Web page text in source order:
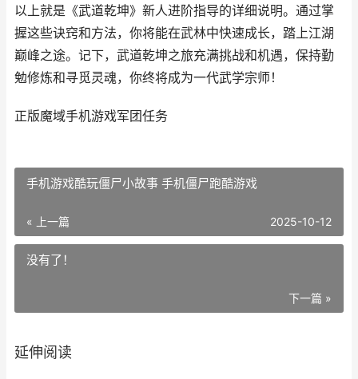
以上就是《武道乾坤》新人进阶指导的详细说明。通过掌
握这些诀窍和方法，你将能在武林中快速成长，踏上江湖
巅峰之途。记下，武道乾坤之旅充满挑战和机遇，保持勤
勉修炼和寻觅灵魂，你终将成为一代武学宗师！
正版魔域手机游戏军团任务
手机游戏酷玩僵尸小故事 手机僵尸跑酷游戏
« 上一篇 2025-10-12
没有了！
下一篇 »
延伸阅读